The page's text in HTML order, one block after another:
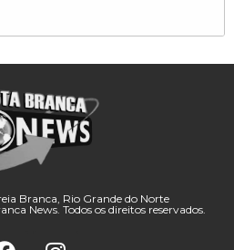
Branca, Rio Grande do Norte
News. Todos os direitos reservados.